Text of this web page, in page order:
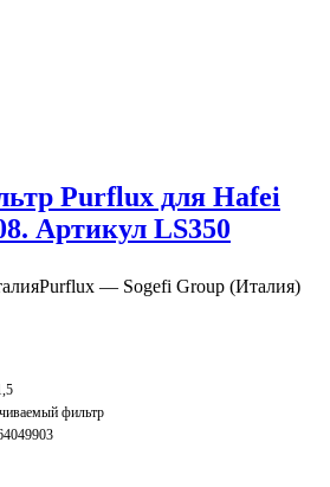
Purflux для Hafei
Артикул LS350
Purflux — Sogefi Group (Италия)
фильтр